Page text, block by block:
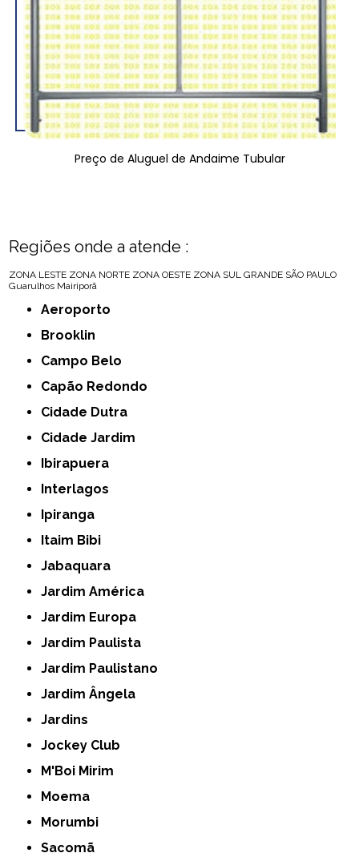
Preço de Aluguel de Andaime Tubular
Regiões onde a atende :
ZONA LESTE ZONA NORTE ZONA OESTE ZONA SUL GRANDE SÃO PAULO
Guarulhos Mairiporã
Aeroporto
Brooklin
Campo Belo
Capão Redondo
Cidade Dutra
Cidade Jardim
Ibirapuera
Interlagos
Ipiranga
Itaim Bibi
Jabaquara
Jardim América
Jardim Europa
Jardim Paulista
Jardim Paulistano
Jardim Ângela
Jardins
Jockey Club
M'Boi Mirim
Moema
Morumbi
Sacomã